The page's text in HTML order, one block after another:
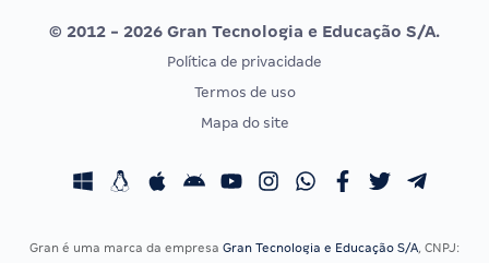
Vunesp
CONCURSOS POR PROFISSÃO
Concursos Fiscais
EXAME DE ORDEM
Calendário OAB
© 2012 - 2026 Gran Tecnologia e Educação S/A.
Política de privacidade
Termos de uso
Mapa do site
Gran é uma marca da empresa Gran Tecnologia e Educação S/A, CNPJ: